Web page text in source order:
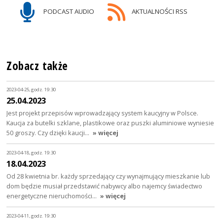
PODCAST AUDIO AKTUALNOŚCI RSS
Zobacz także
2023-04-25, godz. 19:30
25.04.2023
Jest projekt przepisów wprowadzający system kaucyjny w Polsce.
Kaucja za butelki szklane, plastikowe oraz puszki aluminiowe wyniesie
50 groszy. Czy dzięki kaucji… » więcej
2023-04-18, godz. 19:30
18.04.2023
Od 28 kwietnia br. każdy sprzedający czy wynajmujący mieszkanie lub
dom będzie musiał przedstawić nabywcy albo najemcy świadectwo
energetyczne nieruchomości… » więcej
2023-04-11, godz. 19:30